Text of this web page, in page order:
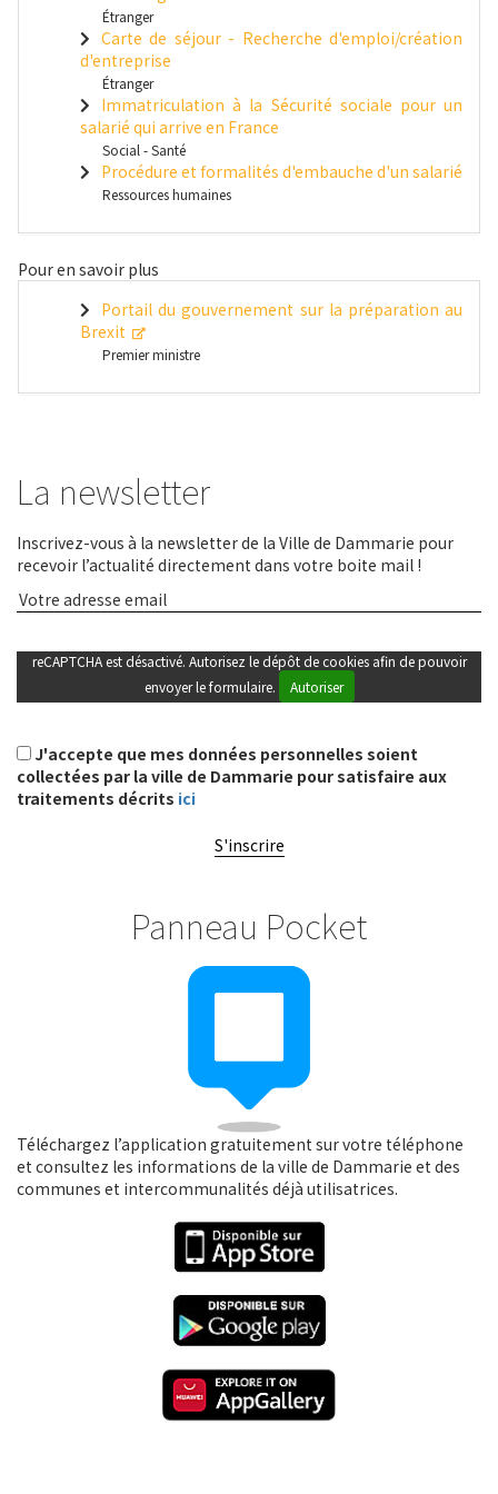
Étranger
Carte de séjour - Recherche d'emploi/création
d'entreprise
Étranger
Immatriculation à la Sécurité sociale pour un
salarié qui arrive en France
Social - Santé
Procédure et formalités d'embauche d'un salarié
Ressources humaines
Pour en savoir plus
Portail du gouvernement sur la préparation au
Brexit
Premier ministre
La newsletter
Inscrivez-vous à la newsletter de la Ville de Dammarie pour
recevoir l’actualité directement dans votre boite mail !
reCAPTCHA est désactivé. Autorisez le dépôt de cookies afin de pouvoir
envoyer le formulaire.
Autoriser
J'accepte que mes données personnelles soient
collectées par la ville de Dammarie pour satisfaire aux
traitements décrits ici
S'inscrire
Panneau Pocket
Téléchargez l’application gratuitement sur votre téléphone
et consultez les informations de la ville de Dammarie et des
communes et intercommunalités déjà utilisatrices.